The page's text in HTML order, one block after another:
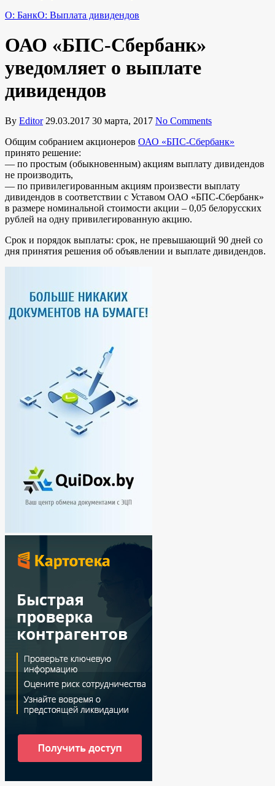
O: БанкO: Выплата дивидендов
ОАО «БПС-Сбербанк»
уведомляет о выплате
дивидендов
By Editor 29.03.2017 30 марта, 2017 No Comments
Общим собранием акционеров ОАО «БПС-Сбербанк»
принято решение:
— по простым (обыкновенным) акциям выплату дивидендов
не производить,
— по привилегированным акциям произвести выплату
дивидендов в соответствии с Уставом ОАО «БПС-Сбербанк»
в размере номинальной стоимости акции – 0,05 белорусских
рублей на одну привилегированную акцию.
Срок и порядок выплаты: срок, не превышающий 90 дней со
дня принятия решения об объявлении и выплате дивидендов.